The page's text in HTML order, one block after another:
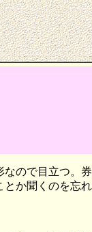
ので目立つ。券
か聞くのを忘れ